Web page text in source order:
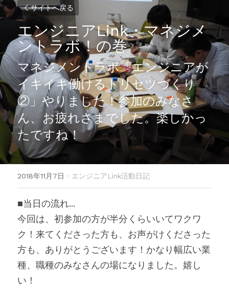
サイトへ戻る
エンジニアLink・マネジメ
ントラボ！の巻
マネジメントラボ「エンジニアが
イキイキ働けるトリセツづくり
②」やりました！参加のみなさ
ん、お疲れさまでした。楽しかっ
たですね！
2018年11月7日 · エンジニアLink活動日記
■当日の流れ...
今回は、初参加の方が半分くらいいてワクワ
ク！来てくださった方も、お声がけくださった
方も、ありがとうございます！かなり幅広い業
種、職種のみなさんの場になりました。嬉し
い！